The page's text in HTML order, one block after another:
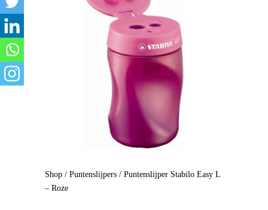
Shop/ Puntenslijpers/ Puntenslijper Stabilo Easy L
– Roze